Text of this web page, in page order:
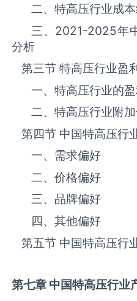
二、‌‌‌‌特高压‌‌‌‌‌‌‌‌‌‌行业成
三、 2021-2025年
分析
第三节 ‌‌‌‌特高压‌‌‌‌‌‌‌‌‌‌‌‌‌行业盈
一、‌‌‌‌特高压‌‌‌‌‌‌‌‌‌‌‌‌‌行业的
二、‌‌‌‌特高压‌‌‌‌‌‌‌‌‌‌‌‌‌行业附
第四节 中国‌‌‌‌特高压‌‌‌‌‌‌‌‌‌‌‌‌‌行
一、需求偏好
二、价格偏好
三、品牌偏好
四、其他偏好
第五节 中国‌‌‌‌特高压‌‌‌‌‌‌‌‌‌‌‌‌‌行
第七章 中国特高压行业